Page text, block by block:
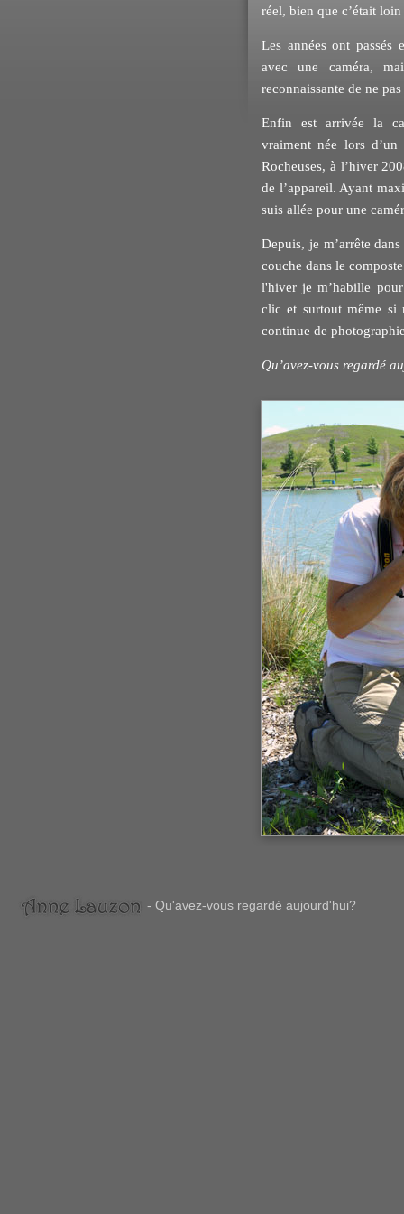
réel, bien que c’était
Les années ont passés
avec une caméra,
reconnaissante de ne
Enfin est arrivée la
vraiment née lors
Rocheuses, à l’hiver
de l’appareil. Ayant
suis allée pour une
Depuis, je m’arrête
couche dans le
l'hiver je m’habille
clic et surtout même si
continue de
Qu’avez-vous regardé
- Qu'avez-vous regardé aujourd'hui?